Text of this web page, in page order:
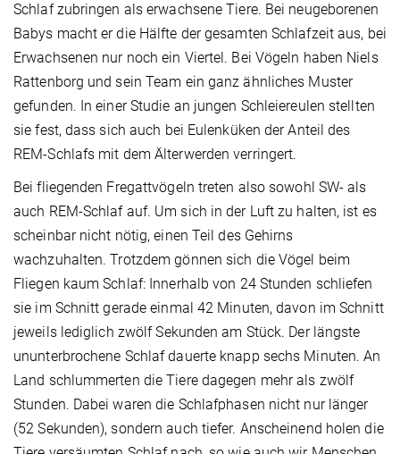
Schlaf zubringen als erwachsene Tiere. Bei neugeborenen
Babys macht er die Hälfte der gesamten Schlafzeit aus, bei
Erwachsenen nur noch ein Viertel. Bei Vögeln haben Niels
Rattenborg und sein Team ein ganz ähnliches Muster
gefunden. In einer Studie an jungen Schleiereulen stellten
sie fest, dass sich auch bei Eulenküken der Anteil des
REM-Schlafs mit dem Älterwerden verringert.
Bei fliegenden Fregattvögeln treten also sowohl SW- als
auch REM-Schlaf auf. Um sich in der Luft zu halten, ist es
scheinbar nicht nötig, einen Teil des Gehirns
wachzuhalten. Trotzdem gönnen sich die Vögel beim
Fliegen kaum Schlaf: Innerhalb von 24 Stunden schliefen
sie im Schnitt gerade einmal 42 Minuten, davon im Schnitt
jeweils lediglich zwölf Sekunden am Stück. Der längste
ununterbrochene Schlaf dauerte knapp sechs Minuten. An
Land schlummerten die Tiere dagegen mehr als zwölf
Stunden. Dabei waren die Schlafphasen nicht nur länger
(52 Sekunden), sondern auch tiefer. Anscheinend holen die